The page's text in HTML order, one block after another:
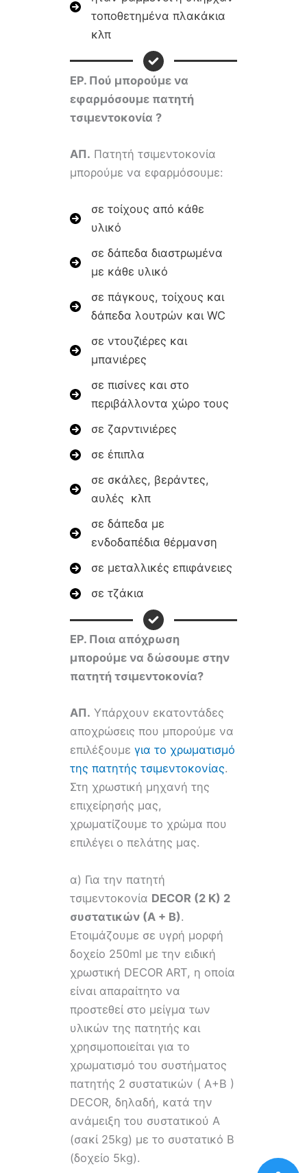
τοποθετημένα πλακάκια
κλπ
ΕΡ. Πού μπορούμε να
εφαρμόσουμε πατητή
τσιμεντοκονία ?
ΑΠ. Πατητή τσιμεντοκονία
μπορούμε να εφαρμόσουμε:
σε τοίχους από κάθε
υλικό
σε δάπεδα διαστρωμένα
με κάθε υλικό
σε πάγκους, τοίχους και
δάπεδα λουτρών και WC
σε ντουζιέρες και
μπανιέρες
σε πισίνες και στο
περιβάλλοντα χώρο τους
σε ζαρντινιέρες
σε έπιπλα
σε σκάλες, βεράντες,
αυλές κλπ
σε δάπεδα με
ενδοδαπέδια θέρμανση
σε μεταλλικές επιφάνειες
σε τζάκια
ΕΡ. Ποια απόχρωση
μπορούμε να δώσουμε στην
πατητή τσιμεντοκονία?
ΑΠ. Υπάρχουν εκατοντάδες
αποχρώσεις που μπορούμε να
επιλέξουμεγια το χρωματισμό
της πατητής τσιμεντοκονίας.
Στη χρωστική μηχανή της
επιχείρησής μας,
χρωματίζουμε το χρώμα που
επιλέγει ο πελάτης μας.
α) Για την πατητή
τσιμεντοκονία DECOR (2 Κ) 2
συστατικών (Α + Β).
Ετοιμάζουμε σε υγρή μορφή
δοχείο 250ml με την ειδική
χρωστική DECOR ART, η οποία
είναι απαραίτητο να
προστεθεί στο μείγμα των
υλικών της πατητής και
χρησιμοποιείται για το
χρωματισμό του συστήματος
πατητής 2 συστατικών ( Α+Β )
DECOR, δηλαδή, κατά την
ανάμειξη του συστατικού Α
(σακί 25kg) με το συστατικό Β
(δοχείο 5kg).